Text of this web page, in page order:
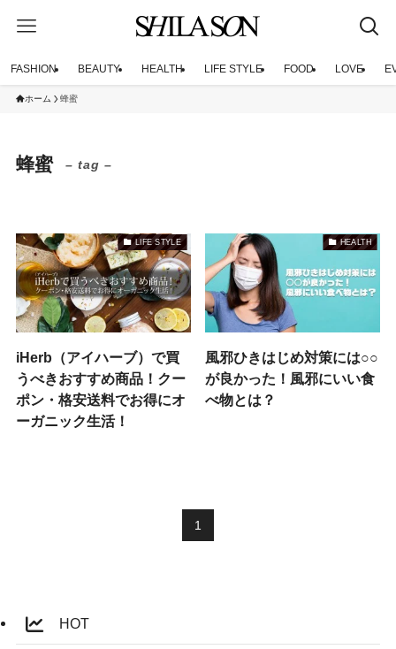
FASHION BEAUTY HEALTH LIFE STYLE FOOD LOVE
ホーム 蜂蜜
蜂蜜 – tag –
LIFE STYLE
iHerb（アイハーブ）で買
うべきおすすめ商品！クー
ポン・格安送料でお得にオ
ーガニック生活！
HEALTH
風邪ひきはじめ対策には○○
が良かった！風邪にいい食
べ物とは？
1
HOT